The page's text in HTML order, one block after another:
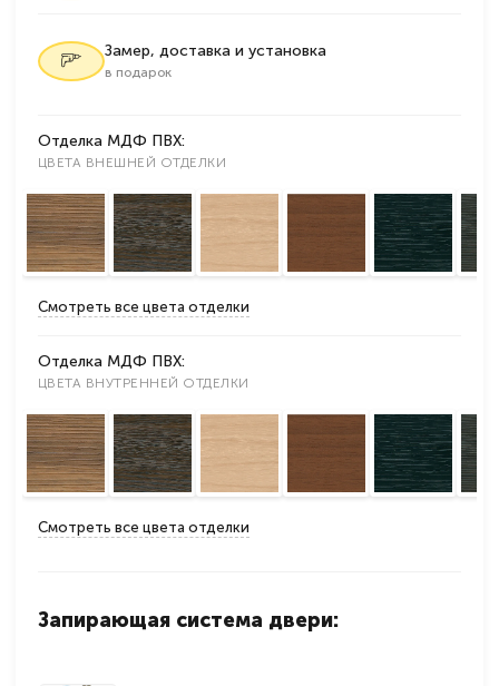
Замер, доставка и установка
в подарок
Отделка МДФ ПВХ:
ЦВЕТА ВНЕШНЕЙ ОТДЕЛКИ
Смотреть все цвета отделки
Отделка МДФ ПВХ:
ЦВЕТА ВНУТРЕННЕЙ ОТДЕЛКИ
Смотреть все цвета отделки
Запирающая система двери: